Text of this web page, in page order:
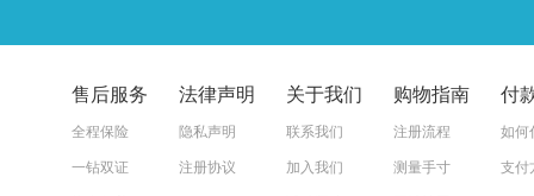
售后服务
全程保险
一钻双证
法律声明
隐私声明
注册协议
关于我们
联系我们
加入我们
购物指南
注册流程
测量手寸
付
如何
支付